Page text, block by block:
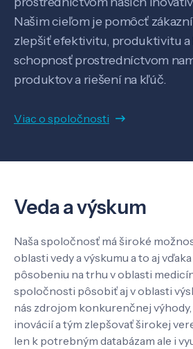
SK EN
Našim cieľom je pomôcť
zlepšiť efektivitu, produktivitu
schopnosť prostredníctvom
produktov a riešení na kľúč.
Viac o spoločnosti
Veda a výskum
Naša spoločnosť má široké
oblasti vedy a výskumu a to aj
pôsobeniu na trhu v oblasti
spoločnosti pôsobiť aj v oblasti
nás zdrojom konkurenčnej
inovácií a tým zlepšovať širokej
len k potrebným databázam ale i